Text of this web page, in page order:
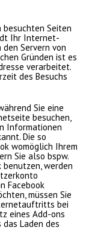
Seiten
Ihr Internet-
Servern von
Gründen ist es
verarbeitet.
des Besuchs
Sie eine
besuchen,
Informationen
Die so
womöglich Ihrem
Sie also bspw.
benutzen, werden
Facebook
müssen Sie
bei
eines Add-ons
Laden des